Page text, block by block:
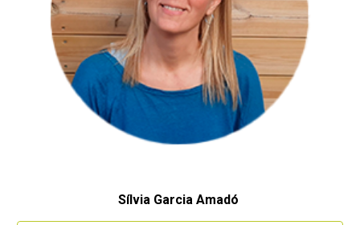
Sílvia Garcia Amadó